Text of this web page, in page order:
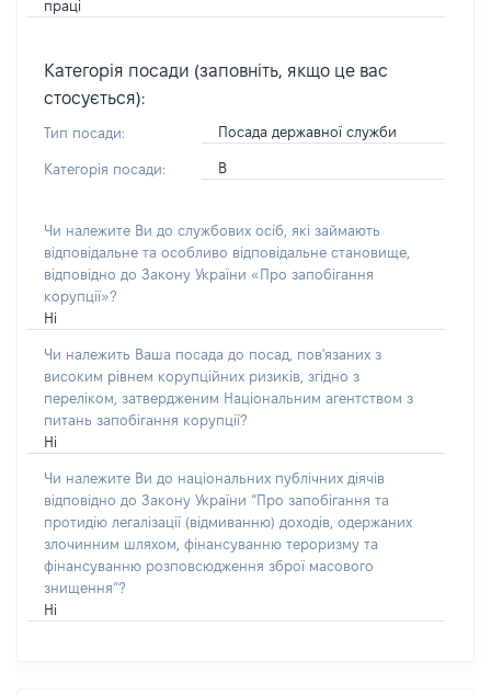
праці
Категорія посади (заповніть, якщо це вас
стосується):
Тип посади: Посада державної служби
Категорія посади: В
Чи належите Ви до службових осіб, які займають
відповідальне та особливо відповідальне становище,
відповідно до Закону України «Про запобігання
корупції»?
Ні
Чи належить Ваша посада до посад, пов'язаних з
високим рівнем корупційних ризиків, згідно з
переліком, затвердженим Національним агентством з
питань запобігання корупції?
Ні
Чи належите Ви до національних публічних діячів
відповідно до Закону України “Про запобігання та
протидію легалізації (відмиванню) доходів, одержаних
злочинним шляхом, фінансуванню тероризму та
фінансуванню розповсюдження зброї масового
знищення”?
Ні